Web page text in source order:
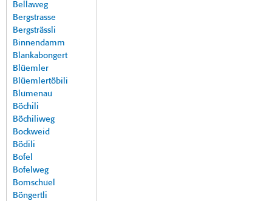
Bellaweg
Bergstrasse
Bergsträssli
Binnendamm
Blankabongert
Blüemler
Blüemlertöbili
Blumenau
Böchili
Böchiliweg
Bockweid
Bödili
Bofel
Bofelweg
Bomschuel
Böngertli